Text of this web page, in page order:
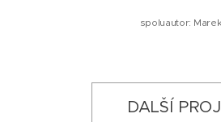
spoluautor:
DALŠÍ